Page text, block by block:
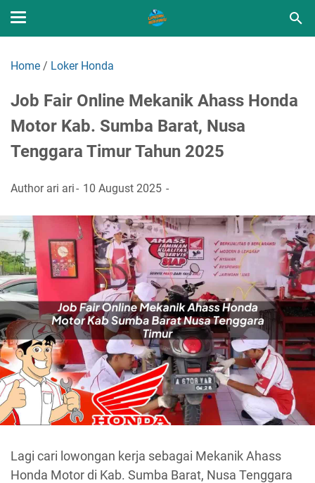
Home / Loker Honda
Job Fair Online Mekanik Ahass Honda
Motor Kab. Sumba Barat, Nusa
Tenggara Timur Tahun 2025
Author ari ari 10 August 2025
Lagi cari lowongan kerja sebagai Mekanik Ahass
Honda Motor di Kab. Sumba Barat, Nusa Tenggara